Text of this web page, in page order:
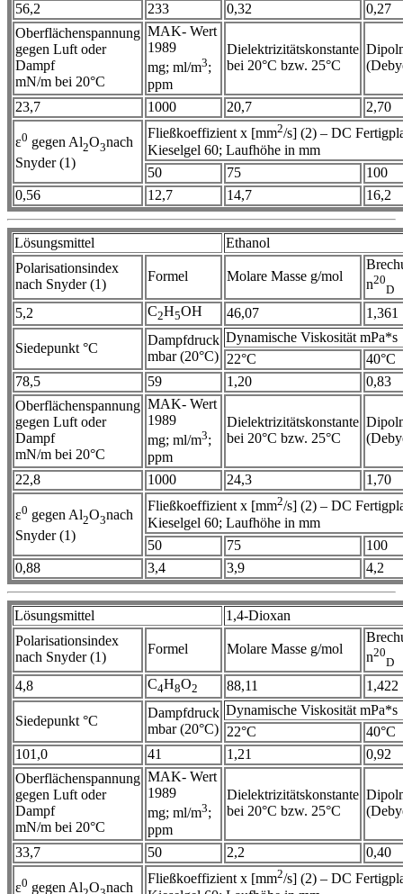
56,2
233 0,32
0,27
Oberflächenspannung
gegen Luft oder
Dampf
mN/m bei 20°C
MAK- Wert
1989
mg; ml/m3;
ppm
Dielektrizitätskonstante
bei 20°C bzw. 25°C
23,7 1000 20,7 2,70
ε0 gegen Al2O3nach
Snyder (1)
Fließkoeffizient x [mm2/s] (2) – DC
Kieselgel 60; Laufhöhe in mm
50
75
100
0,56
12,7 14,7 16,2
Lösungsmittel
Ethanol
Polarisationsindex
nach Snyder (1)
Formel Molare Masse g/mol
n20
D
5,2 C2H5OH 46,07 1,361
Siedepunkt °C
Dampfdruck
mbar (20°C)
Dynamische Viskosität mPa*s
22°C
40°C
78,5
59 1,20
0,83
Oberflächenspannung
gegen Luft oder
Dampf
mN/m bei 20°C
MAK- Wert
1989
mg; ml/m3;
ppm
Dielektrizitätskonstante
bei 20°C bzw. 25°C
22,8 1000 24,3 1,70
ε0 gegen Al2O3nach
Snyder (1)
Fließkoeffizient x [mm2/s] (2) – DC
Kieselgel 60; Laufhöhe in mm
50
75
100
0,88
3,4 3,9 4,2
Lösungsmittel
1,4-Dioxan
Polarisationsindex
nach Snyder (1)
Formel Molare Masse g/mol
n20
D
4,8 C4H8O2 88,11 1,422
Siedepunkt °C
Dampfdruck
mbar (20°C)
Dynamische Viskosität mPa*s
22°C
40°C
101,0
41 1,21
0,92
Oberflächenspannung
gegen Luft oder
Dampf
mN/m bei 20°C
MAK- Wert
1989
mg; ml/m3;
ppm
Dielektrizitätskonstante
bei 20°C bzw. 25°C
33,7 50 2,2 0,40
ε0 gegen Al O nach
Fließkoeffizient x [mm2/s] (2) – DC